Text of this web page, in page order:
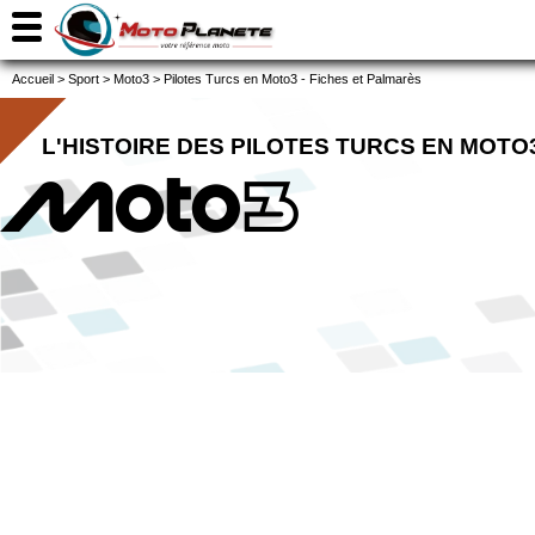
Accueil > Sport > Moto3 > Pilotes Turcs en Moto3 - Fiches et Palmarès
L'HISTOIRE DES PILOTES TURCS EN